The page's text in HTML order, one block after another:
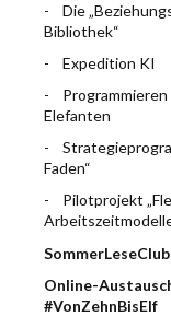
Die
Bibliothek“
Expedition KI
Elefanten
Faden“
Pilotprojekt
SommerLeseClub
Online-
#VonZehnBisElf